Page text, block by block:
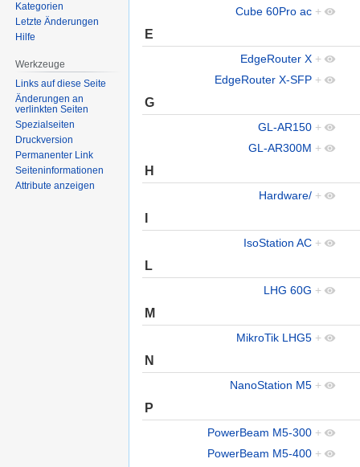
Cube 60Pro ac +
E
EdgeRouter X +
EdgeRouter X-SFP +
G
GL-AR150 +
GL-AR300M +
H
Hardware/ +
I
IsoStation AC +
L
LHG 60G +
M
MikroTik LHG5 +
N
NanoStation M5 +
P
PowerBeam M5-300 +
PowerBeam M5-400 +
Kategorien
Letzte Änderungen
Hilfe
Werkzeuge
Links auf diese Seite
Änderungen an
verlinkten Seiten
Spezialseiten
Druckversion
Permanenter Link
Seiten­informationen
Attribute anzeigen